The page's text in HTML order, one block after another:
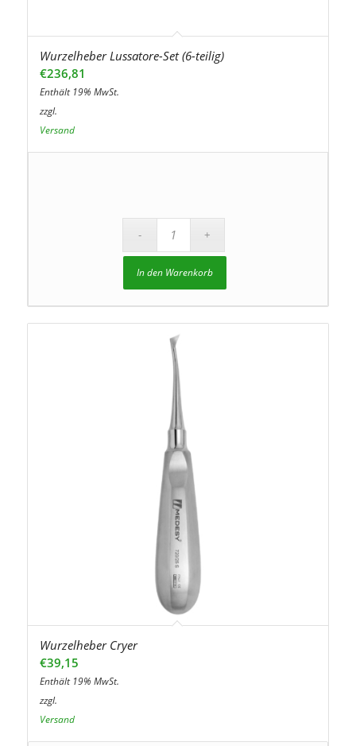
Wurzelheber Lussatore-Set (6-teilig)
€236,81
Enthält 19% MwSt.
zzgl.
Versand
In den Warenkorb
Wurzelheber Cryer
€39,15
Enthält 19% MwSt.
zzgl.
Versand